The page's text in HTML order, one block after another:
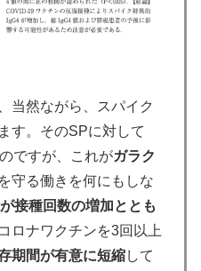
当然ながら、スパイク
す。そのSPに対して
ですが、これがガラク
守る働きを何にもしな
接種回数の増加ととも
ロナワクチンを3回以上
期間が有意に短縮して